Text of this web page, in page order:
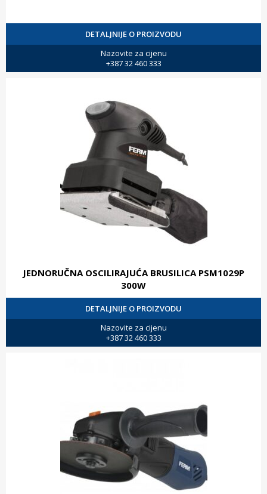
DETALJNIJE O PROIZVODU
Nazovite za cijenu
+387 32 460 333
JEDNORUČNA OSCILIRAJUĆA BRUSILICA PSM1029P
300W
DETALJNIJE O PROIZVODU
Nazovite za cijenu
+387 32 460 333